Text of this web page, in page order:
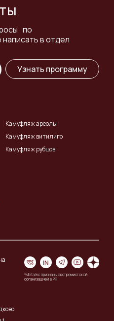
*Meta Inc признаны экстремистской
организацией в РФ
Камуфляж рубцов
Камуфляж витилиго
Камуфляж ареолы
Узнать программу
по
в отдел